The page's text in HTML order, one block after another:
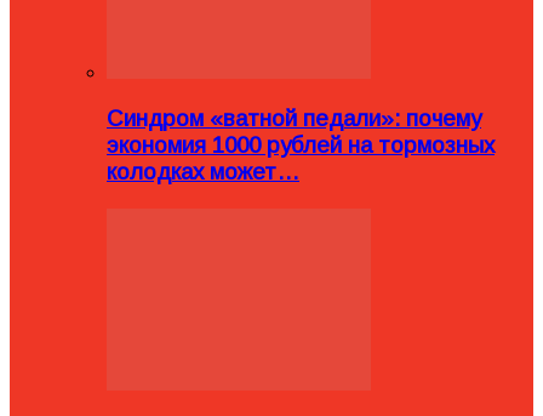
Синдром «ватной педали»: почему
экономия 1000 рублей на тормозных
колодках может…